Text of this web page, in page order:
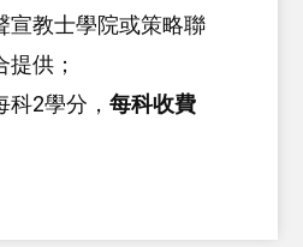
宣教士學院或策略聯
提供；
科2學分， 每科收費